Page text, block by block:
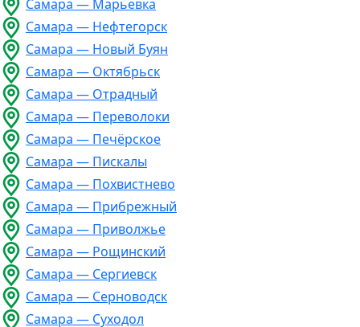
Самара — Марьевка
Самара — Нефтегорск
Самара — Новый Буян
Самара — Октябрьск
Самара — Отрадный
Самара — Переволоки
Самара — Печёрское
Самара — Пискалы
Самара — Похвистнево
Самара — Прибрежный
Самара — Приволжье
Самара — Рощинский
Самара — Сергиевск
Самара — Серноводск
Самара — Суходол